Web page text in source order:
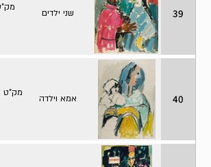
39 שני ילדים
40 אמא וילדה